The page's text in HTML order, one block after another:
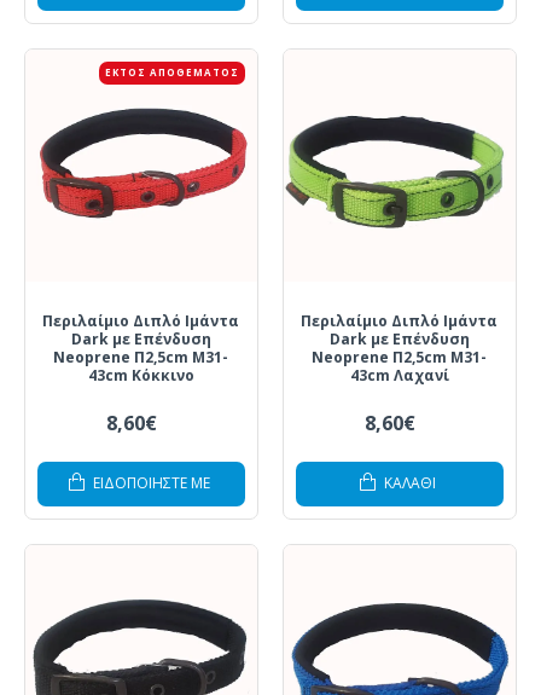
ΕΚΤΌΣ ΑΠΟΘΈΜΑΤΟΣ
Περιλαίμιο Διπλό Ιμάντα
Dark με Επένδυση
Neoprene Π2,5cm Μ31-
43cm Κόκκινο
8,60€
ΕΙΔΟΠΟΙΗΣΤΕ ΜΕ
Περιλαίμιο Διπλό Ιμάντα
Dark με Επένδυση
Neoprene Π2,5cm Μ31-
43cm Λαχανί
8,60€
ΚΑΛΆΘΙ